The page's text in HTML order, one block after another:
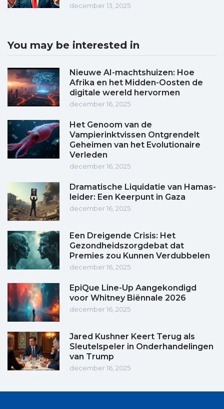
december 13, 2025
You may be interested in
Nieuwe AI-machtshuizen: Hoe
Afrika en het Midden-Oosten de
digitale wereld hervormen
december 16, 2025
Het Genoom van de
Vampierinktvissen Ontgrendelt
Geheimen van het Evolutionaire
Verleden
december 16, 2025
Dramatische Liquidatie van Hamas-
leider: Een Keerpunt in Gaza
december 16, 2025
Een Dreigende Crisis: Het
Gezondheidszorgdebat dat
Premies zou Kunnen Verdubbelen
december 16, 2025
EpiQue Line-Up Aangekondigd
voor Whitney Biënnale 2026
december 16, 2025
Jared Kushner Keert Terug als
Sleutelspeler in Onderhandelingen
van Trump
december 16, 2025